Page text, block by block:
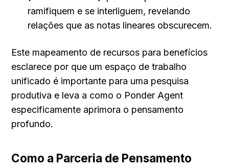
ramifiquem e se interliguem, revelando
relações que as notas lineares obscurecem.
Este mapeamento de recursos para benefícios
esclarece por que um espaço de trabalho
unificado é importante para uma pesquisa
produtiva e leva a como o Ponder Agent
especificamente aprimora o pensamento
profundo.
Como a Parceria de Pensamento